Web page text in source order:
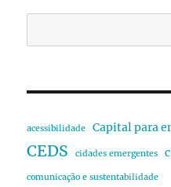
acessibilidade Capital para
CEDS cidades emergentes
comunicação e sustentabilidade